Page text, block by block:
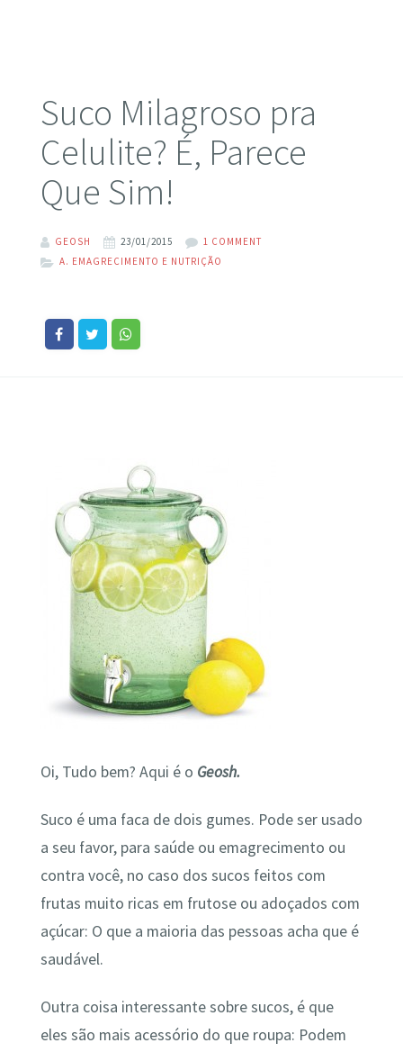
Suco Milagroso pra
Celulite? É, Parece
Que Sim!
GEOSH 23/01/2015
1 COMMENT
A. EMAGRECIMENTO E NUTRIÇÃO
Oi, Tudo bem? Aqui é o Geosh.
Suco é uma faca de dois gumes. Pode ser usado
a seu favor, para saúde ou emagrecimento ou
contra você, no caso dos sucos feitos com
frutas muito ricas em frutose ou adoçados com
açúcar: O que a maioria das pessoas acha que é
saudável.
Outra coisa interessante sobre sucos, é que
eles são mais acessório do que roupa: Podem